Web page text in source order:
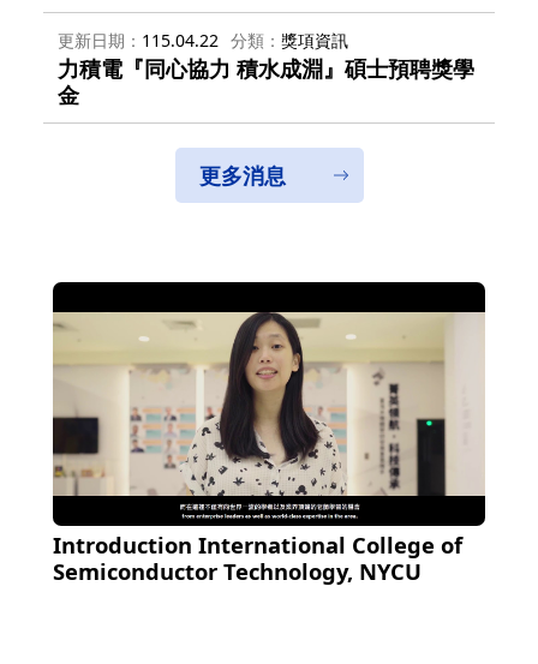
更新日期 115.04.22 分類 獎項資訊
力積電『同心協力 積水成淵』碩士預聘獎學
金
更多消息
Introduction International College of
Semiconductor Technology, NYCU